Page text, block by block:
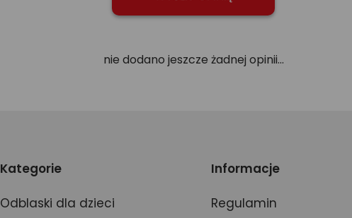
nie dodano jeszcze żadnej opinii...
Kategorie
Odblaski dla dzieci
Informacje
Regulamin